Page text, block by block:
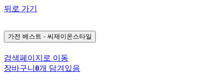
뒤로 가기
가전 베스트 - 씨제이온스타일
검색페이지로 이동
장바구니 0개 담겨있음